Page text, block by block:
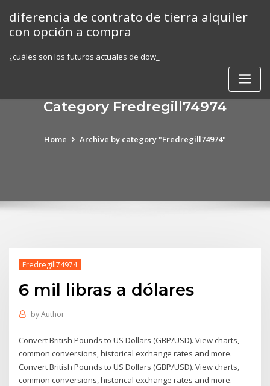
content
diferencia de contrato de tierra alquiler
con opción a compra
¿cuáles son los futuros actuales de dow_
Category Fredregill74974
Home Archive by category "Fredregill74974"
Fredregill74974
6 mil libras a dólares
byAuthor
Convert British Pounds to US Dollars (GBP/USD). View charts,
common conversions, historical exchange rates and more.
Convert British Pounds to US Dollars (GBP/USD). View charts,
common conversions, historical exchange rates and more.